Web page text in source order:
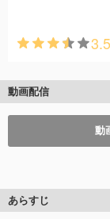
3.5
動画配信
動
あらすじ